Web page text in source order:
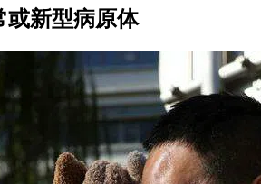
或新型病原体